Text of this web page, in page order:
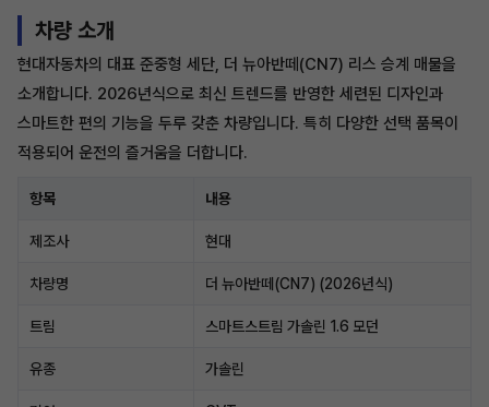
차량 소개
현대자동차의 대표 준중형 세단, 더 뉴아반떼(CN7) 리스 승계 매물을
소개합니다. 2026년식으로 최신 트렌드를 반영한 세련된 디자인과
스마트한 편의 기능을 두루 갖춘 차량입니다. 특히 다양한 선택 품목이
적용되어 운전의 즐거움을 더합니다.
항목 내용
제조사 현대
차량명 더 뉴아반떼(CN7) (2026년식)
트림 스마트스트림 가솔린 1.6 모던
유종 가솔린